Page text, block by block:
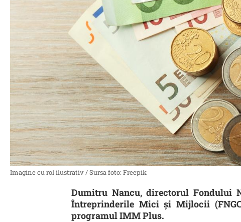
Imagine cu rol ilustrativ / Sursa foto: Freepik
Dumitru Nancu, directorul Fondului
Întreprinderile Mici și Mijlocii
programul IMM Plus.